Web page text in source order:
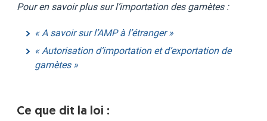
Pour en savoir plus sur l’importation des gamètes :
« A savoir sur l’AMP à l’étranger »
« Autorisation d’importation et d’exportation de
gamètes »
Ce que dit la loi :